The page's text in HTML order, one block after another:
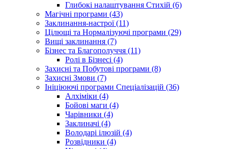
Глибокі налаштування Стихій (6)
Магічні програми (43)
Заклинання-настрої (11)
Цілющі та Нормалізуючі програми (29)
Вищі заклинання (7)
Бізнес та Благополуччя (11)
Ролі в Бізнесі (4)
Захисні та Побутові програми (8)
Захисні Змови (7)
Ініціюючі програми Спеціалізацій (36)
Алхіміки (4)
Бойові маги (4)
Чарівники (4)
Заклиначі (4)
Володарі ілюзій (4)
Розвідники (4)